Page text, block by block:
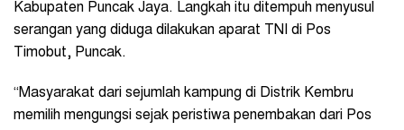
Kabupaten Puncak Jaya. Langkah itu ditempuh menyusul
serangan yang diduga dilakukan aparat TNI di Pos
Timobut, Puncak.
“Masyarakat dari sejumlah kampung di Distrik Kembru
memilih mengungsi sejak peristiwa penembakan dari Pos